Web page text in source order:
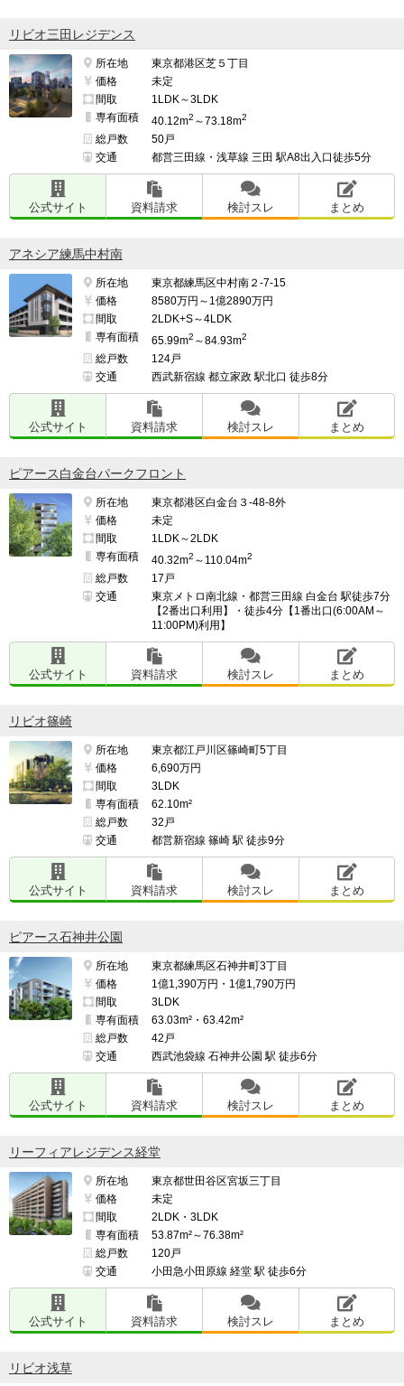
リビオ三田レジデンス
所在地
東京都港区芝５丁目
価格
未定
間取
1LDK～3LDK
専有面積
40.12m2 ～73.18m2
総戸数
50戸
交通
都営三田線・浅草線 三田 駅A8出入口徒歩5分
公式サイト 資料請求 検討スレ まとめ
アネシア練馬中村南
所在地
東京都練馬区中村南２-7-15
価格
8580万円～1億2890万円
間取
2LDK+S～4LDK
専有面積
65.99m2 ～84.93m2
総戸数
124戸
交通
西武新宿線 都立家政 駅北口 徒歩8分
公式サイト 資料請求 検討スレ まとめ
ピアース白金台パークフロント
所在地
東京都港区白金台３-48-8外
価格
未定
間取
1LDK～2LDK
専有面積
40.32m2 ～110.04m2
総戸数
17戸
交通
東京メトロ南北線・都営三田線 白金台 駅徒歩7分
【2番出口利用】・徒歩4分【1番出口(6:00AM～
11:00PM)利用】
公式サイト 資料請求 検討スレ まとめ
リビオ篠崎
所在地
東京都江戸川区篠崎町5丁目
価格
6,690万円
間取
3LDK
専有面積
62.10m²
総戸数
32戸
交通
都営新宿線 篠崎 駅 徒歩9分
公式サイト 資料請求 検討スレ まとめ
ピアース石神井公園
所在地
東京都練馬区石神井町3丁目
価格
1億1,390万円・1億1,790万円
間取
3LDK
専有面積
63.03m²・63.42m²
総戸数
42戸
交通
西武池袋線 石神井公園 駅 徒歩6分
公式サイト 資料請求 検討スレ まとめ
リーフィアレジデンス経堂
所在地
東京都世田谷区宮坂三丁目
価格
未定
間取
2LDK・3LDK
専有面積
53.87m²～76.38m²
総戸数
120戸
交通
小田急小田原線 経堂 駅 徒歩6分
公式サイト 資料請求 検討スレ まとめ
リビオ浅草